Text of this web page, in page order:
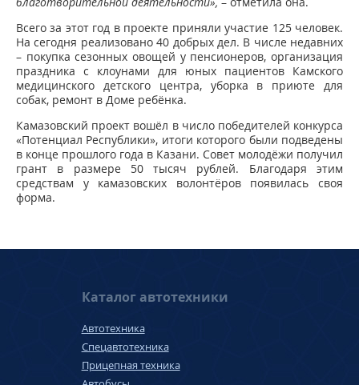
Всего за этот год в проекте приняли участие 125 человек.
На сегодня реализовано 40 добрых дел. В числе недавних
– покупка сезонных овощей у пенсионеров, организация
праздника с клоунами для юных пациентов Камского
медицинского детского центра, уборка в приюте для
собак, ремонт в Доме ребёнка.
Камазовский проект вошёл в число победителей конкурса
«Потенциал Республики», итоги которого были подведены
в конце прошлого года в Казани. Совет молодёжи получил
грант в размере 50 тысяч рублей. Благодаря этим
средствам у камазовских волонтёров появилась своя
форма.
Каталог автотехники
Автотехника
Спецавтотехника
Прицепная техника